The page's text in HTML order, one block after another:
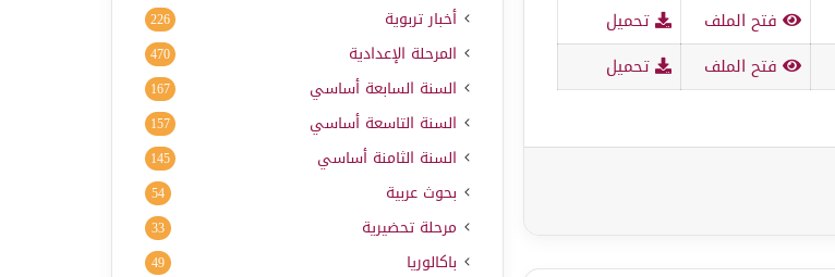
فتح الملف
تحميل
فتح الملف تحميل
أخبار تربوية 226
المرحلة الإعدادية 470
السنة السابعة أساسي 167
السنة التاسعة أساسي 157
السنة الثامنة أساسي 145
بحوث عربية 54
مرحلة تحضيرية 33
باكالوريا 49